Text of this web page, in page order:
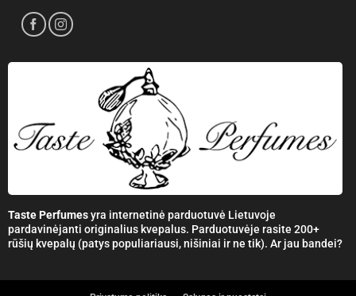
Taste Perfumesyra internetinė parduotuvė Lietuvoje
pardavinėjanti originalius kvepalus. Parduotuvėje rasite 200+
rūšių kvepalų (patys populiariausi, nišiniai ir ne tik). Ar jau bandei?